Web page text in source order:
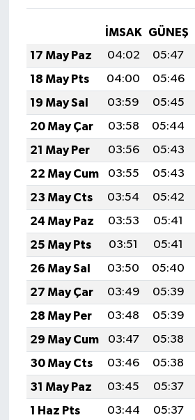
İMSAK GÜNEŞ
17 May Paz
04:02 05:47
18 May Pts
04:00 05:46
19 May Sal
03:59 05:45
20 May Çar
03:58 05:44
21 May Per
03:56 05:43
22 May Cum
03:55 05:43
23 May Cts
03:54 05:42
24 May Paz
03:53 05:41
25 May Pts
03:51 05:41
26 May Sal
03:50 05:40
27 May Çar
03:49 05:39
28 May Per
03:48 05:39
29 May Cum
03:47 05:38
30 May Cts
03:46 05:38
31 May Paz
03:45 05:37
1 Haz Pts
03:44 05:37